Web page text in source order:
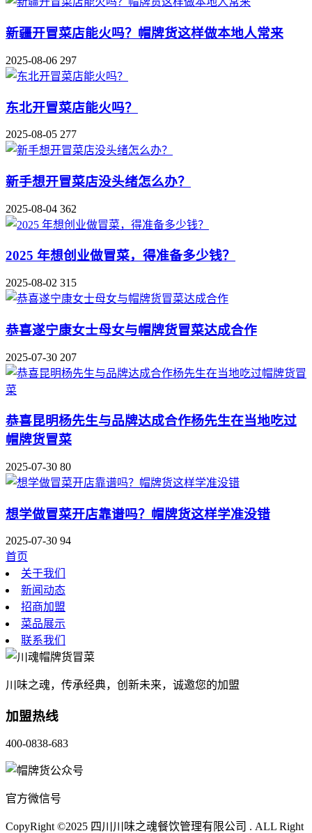
新疆开冒菜店能火吗？帽牌货这样做本地人常来
2025-08-06 297
东北开冒菜店能火吗？
2025-08-05 277
新手想开冒菜店没头绪怎么办？
2025-08-04 362
2025 年想创业做冒菜，得准备多少钱？
2025-08-02 315
恭喜遂宁康女士母女与帽牌货冒菜达成合作
2025-07-30 207
恭喜昆明杨先生与品牌达成合作杨先生在当地吃过
帽牌货冒菜
2025-07-30 80
想学做冒菜开店靠谱吗？帽牌货这样学准没错
2025-07-30 94
首页
关于我们
新闻动态
招商加盟
菜品展示
联系我们
川味之魂，传承经典，创新未来，诚邀您的加盟
加盟热线
400-0838-683
官方微信号
CopyRight ©2025 四川川味之魂餐饮管理有限公司 . ALL Right